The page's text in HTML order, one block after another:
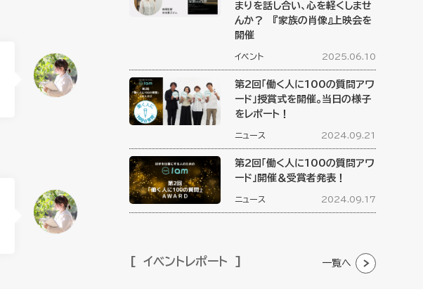
まりを話し合い、心を軽くしませ
んか？ 『家族の肖像』上映会を
開催
イベント 2025.06.10
第2回「働く人に100の質問アワ
ード」授賞式を開催。当日の様子
をレポート！
ニュース 2024.09.21
第2回「働く人に100の質問アワ
ード」開催＆受賞者発表！
ニュース 2024.09.17
イベントレポート 一覧へ